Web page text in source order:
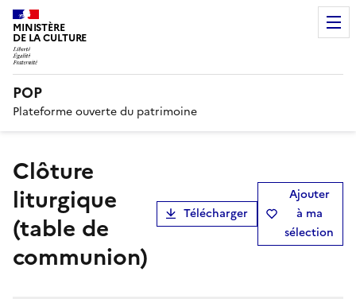
MINISTÈRE
DE LA CULTURE
POP
Plateforme ouverte du patrimoine
clôture
liturgique
(table de
communion)
Télécharger
Ajouter
à ma
sélection